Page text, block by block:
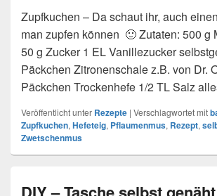
Zupfkuchen – Da schaut ihr, auch
man zupfen können 🙂 Zutaten: 500 g
50 g Zucker 1 EL Vanillezucker
Päckchen Zitronenschale z.B. von Dr.
Päckchen Trockenhefe 1/2 TL Salz
Veröffentlicht unter Rezepte | Verschlagwortet mit
Zupfkuchen, Hefeteig, Pflaumenmus, Rezept,
Zwetschenmus